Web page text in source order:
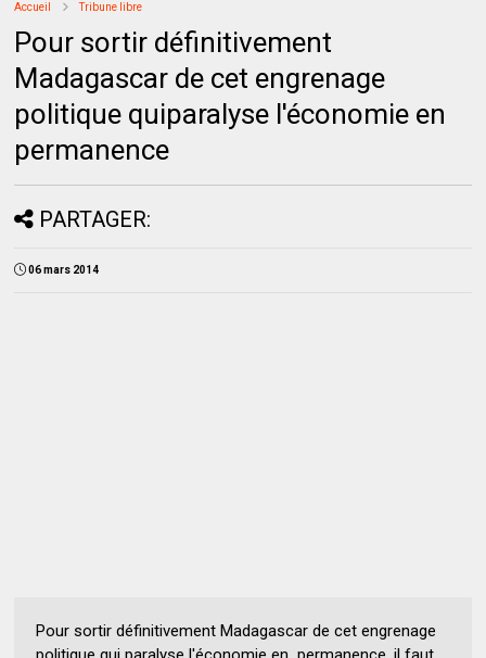
Accueil Tribune libre
Pour sortir définitivement
Madagascar de cet engrenage
politique quiparalyse l'économie en
permanence
PARTAGER:
06 mars 2014
Pour sortir définitivement Madagascar de cet engrenage